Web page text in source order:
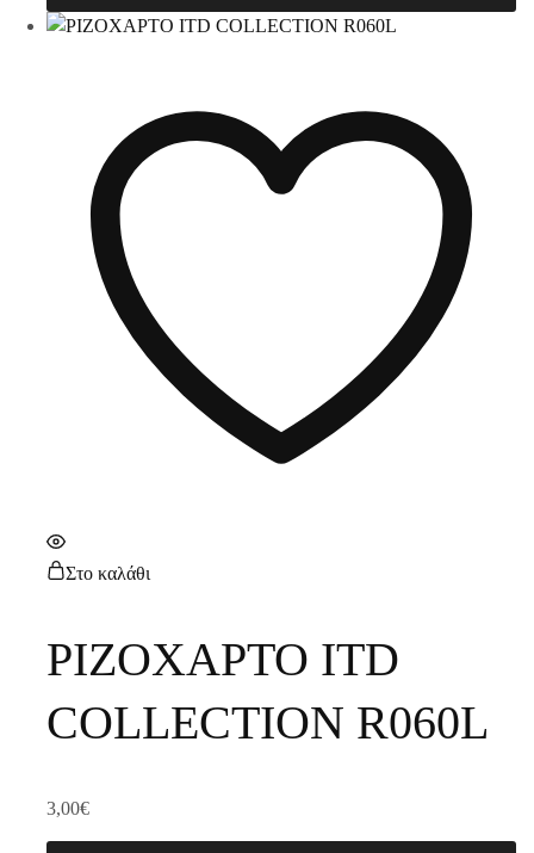
Στο καλάθι
ΡΙΖΟΧΑΡΤΟ ITD
COLLECTION R060L
3,00€